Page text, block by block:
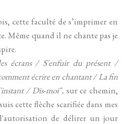
cette faculté de s’imprimer en
Même quand il ne chante pas je
écrans / S'enfuir du présent /
écrire en chantant / La fin
/ Dis-moi",sur ce chemin,
cette flèche scarifiée dans mes
de délirer un jour